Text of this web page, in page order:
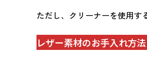
ただし、クリーナーを使用す
レザー素材のお手入れ方法